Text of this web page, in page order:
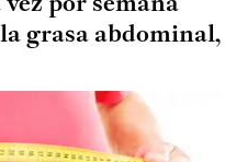
grasa abdominal,